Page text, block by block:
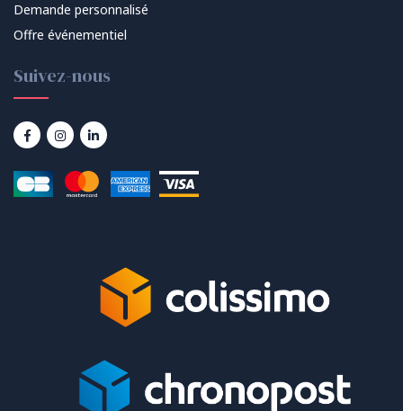
Demande personnalisé
Offre événementiel
Suivez-nous